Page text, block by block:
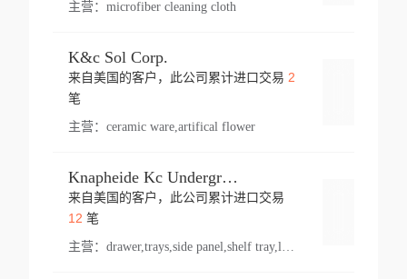
主营： microfiber cleaning cloth
K&c Sol Corp.
来自美国的客户，此公司累计进口交易 2
笔
主营： ceramic ware,artifical flower
Knapheide Kc Underground
来自美国的客户，此公司累计进口交易
12 笔
主营：